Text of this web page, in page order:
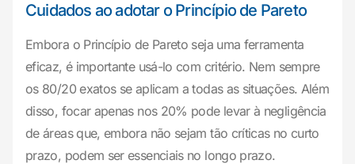
Cuidados ao adotar o Princípio de Pareto
Embora o Princípio de Pareto seja uma ferramenta
eficaz, é importante usá-lo com critério. Nem sempre
os 80/20 exatos se aplicam a todas as situações. Além
disso, focar apenas nos 20% pode levar à negligência
de áreas que, embora não sejam tão críticas no curto
prazo, podem ser essenciais no longo prazo.